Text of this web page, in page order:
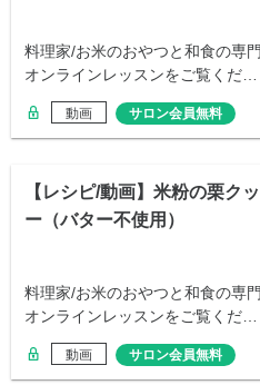
料理家/お米のおやつと和食の専
オンラインレッスンをご覧くだ…
動画 サロン会員無料
【レシピ/動画】米粉の栗ク
ー（バター不使用）
料理家/お米のおやつと和食の専
オンラインレッスンをご覧くだ…
動画 サロン会員無料